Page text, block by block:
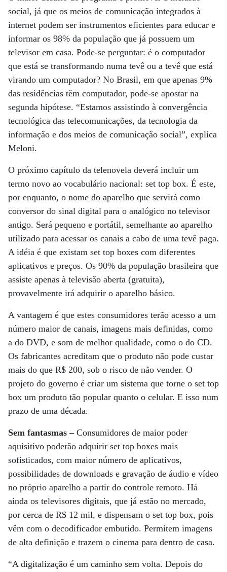
social, já que os meios de comunicação integrados à
internet podem ser instrumentos eficientes para educar e
informar os 98% da população que já possuem um
televisor em casa. Pode-se perguntar: é o computador
que está se transformando numa tevê ou a tevê que está
virando um computador? No Brasil, em que apenas 9%
das residências têm computador, pode-se apostar na
segunda hipótese. “Estamos assistindo à convergência
tecnológica das telecomunicações, da tecnologia da
informação e dos meios de comunicação social”, explica
Meloni.
O próximo capítulo da telenovela deverá incluir um
termo novo ao vocabulário nacional: set top box. É este,
por enquanto, o nome do aparelho que servirá como
conversor do sinal digital para o analógico no televisor
antigo. Será pequeno e portátil, semelhante ao aparelho
utilizado para acessar os canais a cabo de uma tevê paga.
A idéia é que existam set top boxes com diferentes
aplicativos e preços. Os 90% da população brasileira que
assiste apenas à televisão aberta (gratuita),
provavelmente irá adquirir o aparelho básico.
A vantagem é que estes consumidores terão acesso a um
número maior de canais, imagens mais definidas, como
a do DVD, e som de melhor qualidade, como o do CD.
Os fabricantes acreditam que o produto não pode custar
mais do que R$ 200, sob o risco de não vender. O
projeto do governo é criar um sistema que torne o set top
box um produto tão popular quanto o celular. E isso num
prazo de uma década.
Sem fantasmas –Consumidores de maior poder
aquisitivo poderão adquirir set top boxes mais
sofisticados, com maior número de aplicativos,
possibilidades de downloads e gravação de áudio e vídeo
no próprio aparelho a partir do controle remoto. Há
ainda os televisores digitais, que já estão no mercado,
por cerca de R$ 12 mil, e dispensam o set top box, pois
vêm com o decodificador embutido. Permitem imagens
de alta definição e trazem o cinema para dentro de casa.
“A digitalização é um caminho sem volta. Depois do